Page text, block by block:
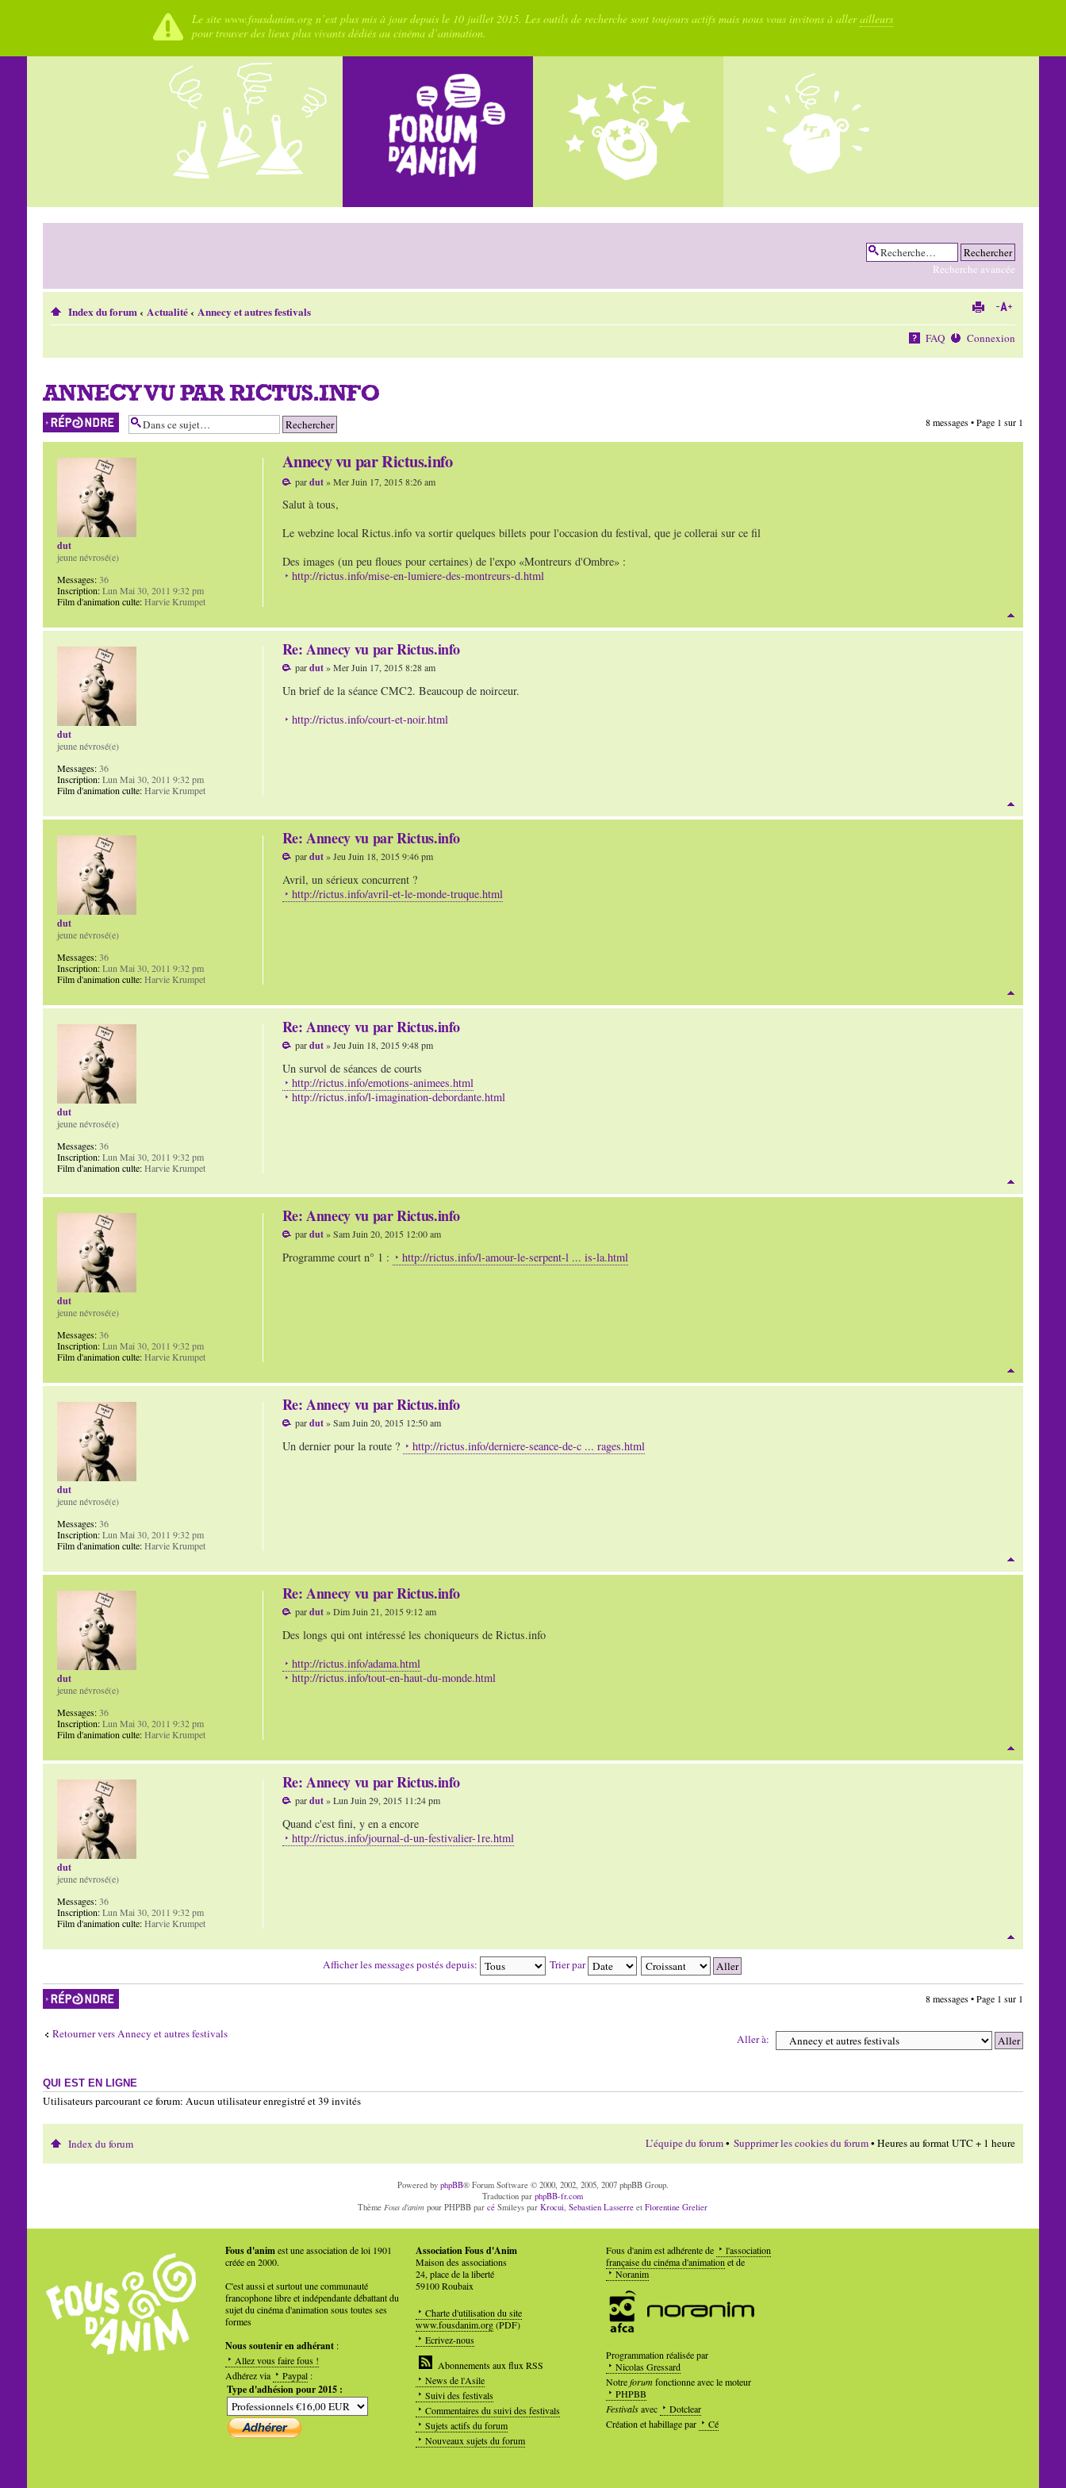
Le site www.fousdanim.org n’est plus mis à jour depuis le 10 juillet 2015. Les outils de recherche sont toujours actifs mais nous vous invitons à allerailleurs
pour trouver des lieux plus vivants dédiés au cinéma d’animation.
Recherche avancée
Index du forum‹ Actualité‹ Annecy et autres festivals
FAQ Connexion
ANNECY VU PAR RICTUS.INFO
Répondre 8 messages • Page 1 sur 1
Annecy vu par Rictus.info
pardut» Mer Juin 17, 2015 8:26 am
Salut à tous,
Le webzine local Rictus.info va sortir quelques billets pour l'occasion du festival, que je collerai sur ce fil
Des images (un peu floues pour certaines) de l'expo «Montreurs d'Ombre» :
http://rictus.info/mise-en-lumiere-des-montreurs-d.html
dut
jeune névrosé(e)
Messages:36
Inscription:Lun Mai 30, 2011 9:32 pm
Film d'animation culte:Harvie Krumpet
Re: Annecy vu par Rictus.info
pardut» Mer Juin 17, 2015 8:28 am
Un brief de la séance CMC2. Beaucoup de noirceur.
http://rictus.info/court-et-noir.html
dut
jeune névrosé(e)
Messages:36
Inscription:Lun Mai 30, 2011 9:32 pm
Film d'animation culte:Harvie Krumpet
Re: Annecy vu par Rictus.info
pardut» Jeu Juin 18, 2015 9:46 pm
Avril, un sérieux concurrent ?
http://rictus.info/avril-et-le-monde-truque.html
dut
jeune névrosé(e)
Messages:36
Inscription:Lun Mai 30, 2011 9:32 pm
Film d'animation culte:Harvie Krumpet
Re: Annecy vu par Rictus.info
pardut» Jeu Juin 18, 2015 9:48 pm
Un survol de séances de courts
http://rictus.info/emotions-animees.html
http://rictus.info/l-imagination-debordante.html
dut
jeune névrosé(e)
Messages:36
Inscription:Lun Mai 30, 2011 9:32 pm
Film d'animation culte:Harvie Krumpet
Re: Annecy vu par Rictus.info
pardut» Sam Juin 20, 2015 12:00 am
Programme court n° 1 : http://rictus.info/l-amour-le-serpent-l ... is-la.html
dut
jeune névrosé(e)
Messages:36
Inscription:Lun Mai 30, 2011 9:32 pm
Film d'animation culte:Harvie Krumpet
Re: Annecy vu par Rictus.info
pardut» Sam Juin 20, 2015 12:50 am
Un dernier pour la route ? http://rictus.info/derniere-seance-de-c ... rages.html
dut
jeune névrosé(e)
Messages:36
Inscription:Lun Mai 30, 2011 9:32 pm
Film d'animation culte:Harvie Krumpet
Re: Annecy vu par Rictus.info
pardut» Dim Juin 21, 2015 9:12 am
Des longs qui ont intéressé les choniqueurs de Rictus.info
http://rictus.info/adama.html
http://rictus.info/tout-en-haut-du-monde.html
dut
jeune névrosé(e)
Messages:36
Inscription:Lun Mai 30, 2011 9:32 pm
Film d'animation culte:Harvie Krumpet
Re: Annecy vu par Rictus.info
pardut» Lun Juin 29, 2015 11:24 pm
Quand c'est fini, y en a encore
http://rictus.info/journal-d-un-festivalier-1re.html
dut
jeune névrosé(e)
Messages:36
Inscription:Lun Mai 30, 2011 9:32 pm
Film d'animation culte:Harvie Krumpet
Afficher les messages postés depuis: Trier par
Répondre 8 messages • Page 1 sur 1
Retourner vers Annecy et autres festivals Aller à:
QUI EST EN LIGNE
Utilisateurs parcourant ce forum: Aucun utilisateur enregistré et 39 invités
Index du forum L’équipe du forum• Supprimer les cookies du forum• Heures au format UTC + 1 heure
Powered by phpBB® Forum Software © 2000, 2002, 2005, 2007 phpBB Group.
Traduction parphpBB-fr.com
Thème Fous d'anim pour PHPBB parcé Smileys parKrocui ,Sebastien Lasserre etFlorentine Grelier
Fous d'animest une association de loi 1901
créée en 2000.
C'est aussi et surtout une communauté
francophone libre et indépendante débattant du
sujet du cinéma d'animation sous toutes ses
formes
Nous soutenir en adhérant:
Allez vous faire fous !
Adhérez via
Paypal:
Type d'adhésion pour 2015 :
Association Fous d'Anim
Maison des associations
24, place de la liberté
59100 Roubaix
Charte d'utilisation du site
www.fousdanim.org(PDF)
Ecrivez-nous
Abonnements aux flux RSS
News de l'Asile
Suivi des festivals
Commentaires du suivi des festivals
Sujets actifs du forum
Nouveaux sujets du forum
Fous d'anim est adhérente de
l'association
française du cinéma d'animationet de
Noranim
Programmation réalisée par
Nicolas Gressard
Notreforumfonctionne avec le moteur
PHPBB
Festivalsavec
Dotclear
Création et habillage par
Cé